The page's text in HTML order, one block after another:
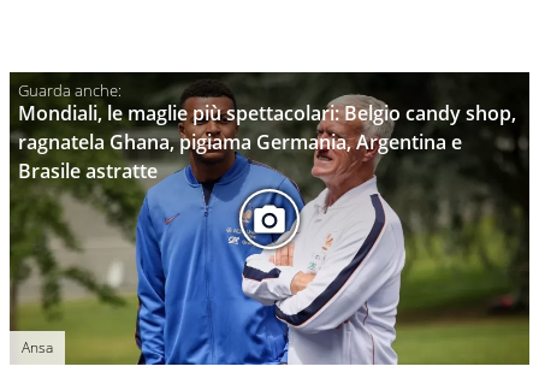
Mondiali, le maglie più spettacolari: Belgio candy shop,
ragnatela Ghana, pigiama Germania, Argentina e
Brasile astratte
Ansa